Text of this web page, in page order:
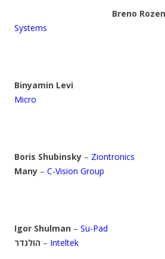
Breno
Systems
Binyamin Levi
Micro
Boris Shubinsky – Ziontronics
Many – C-Vision Group
Igor Shulman – Su-Pad
הולנדר – Inteltek